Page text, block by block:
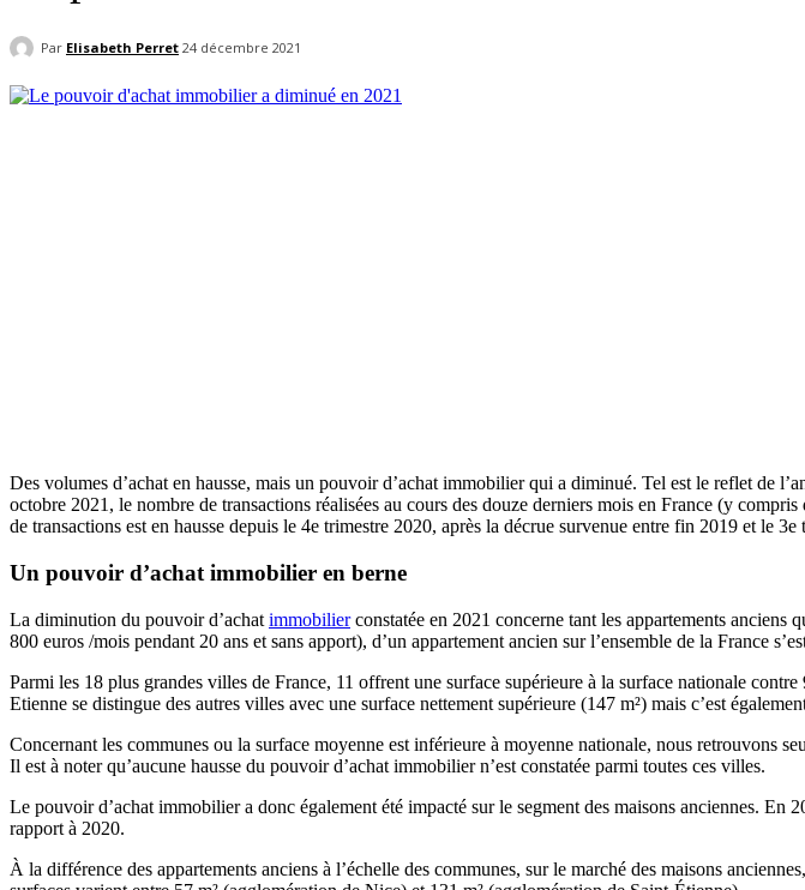
Par Elisabeth Perret 24 décembre 2021
Des volumes d’achat en hausse, mais un pouvoir d’achat immobilier qui a diminué. Tel est le reflet de
octobre 2021, le nombre de transactions réalisées au cours des douze derniers mois en France (y
de transactions est en hausse depuis le 4e trimestre 2020, après la décrue survenue entre fin 2019 et le 3e
Un pouvoir d’achat immobilier en berne
La diminution du pouvoir d’achat immobilierconstatée en 2021 concerne tant les appartements anciens
800 euros /mois pendant 20 ans et sans apport), d’un appartement ancien sur l’ensemble de la France
Parmi les 18 plus grandes villes de France, 11 offrent une surface supérieure à la surface nationale
Etienne se distingue des autres villes avec une surface nettement supérieure (147 m²) mais c’est
Concernant les communes ou la surface moyenne est inférieure à moyenne nationale, nous retrouvons
Il est à noter qu’aucune hausse du pouvoir d’achat immobilier n’est constatée parmi toutes ces villes.
Le pouvoir d’achat immobilier a donc également été impacté sur le segment des maisons anciennes.
rapport à 2020.
À la différence des appartements anciens à l’échelle des communes, sur le marché des maisons